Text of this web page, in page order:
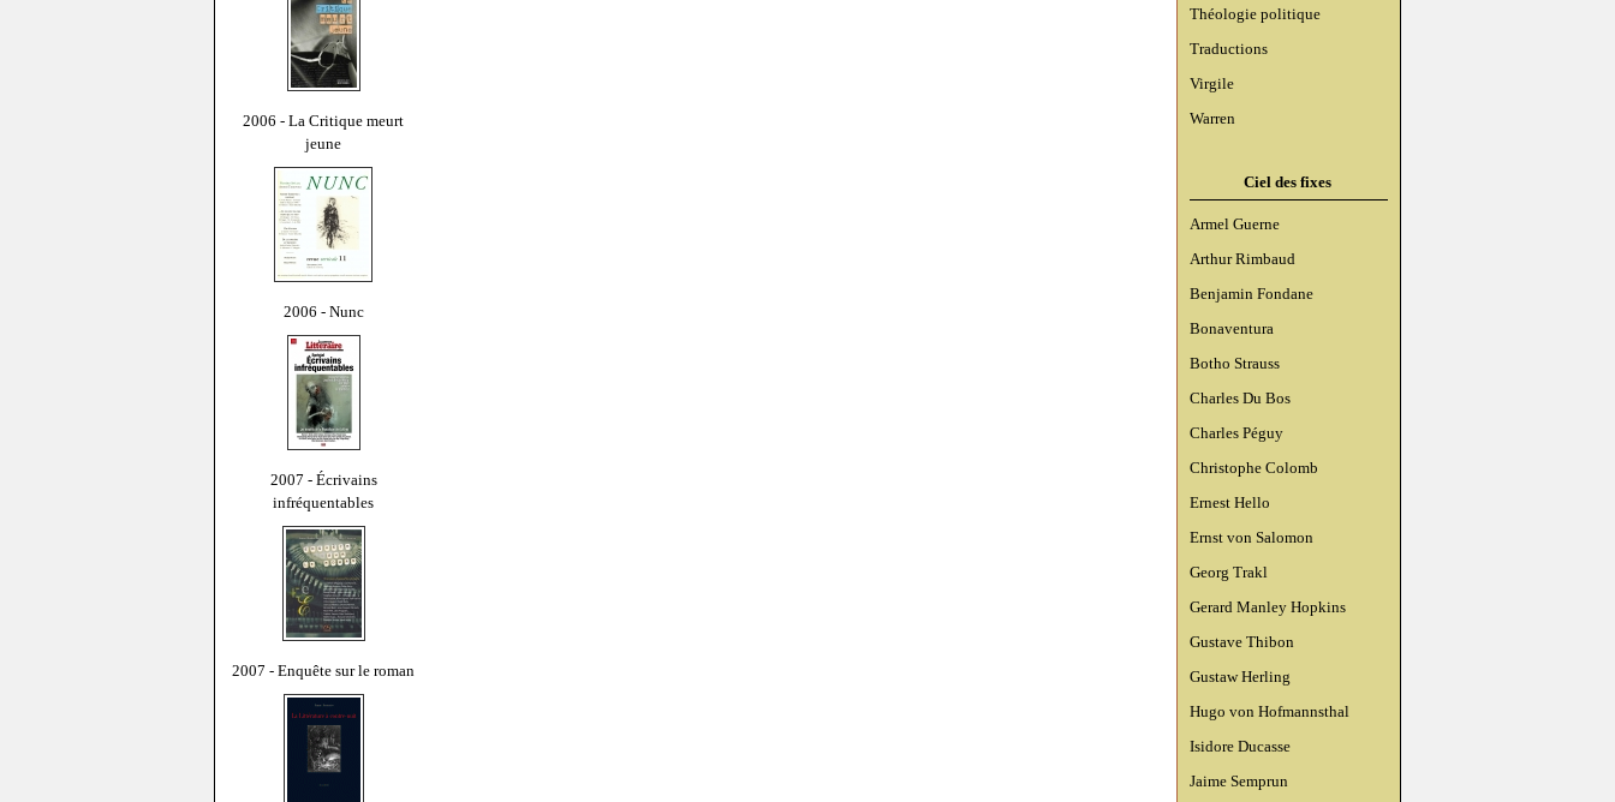
2006 - La Critique meurt
jeune
2006 - Nunc
2007 - Écrivains
infréquentables
2007 - Enquête sur le roman
Théologie politique
Traductions
Virgile
Warren
Ciel des fixes
Armel Guerne
Arthur Rimbaud
Benjamin Fondane
Bonaventura
Botho Strauss
Charles Du Bos
Charles Péguy
Christophe Colomb
Ernest Hello
Ernst von Salomon
Georg Trakl
Gerard Manley Hopkins
Gustave Thibon
Gustaw Herling
Hugo von Hofmannsthal
Isidore Ducasse
Jaime Semprun